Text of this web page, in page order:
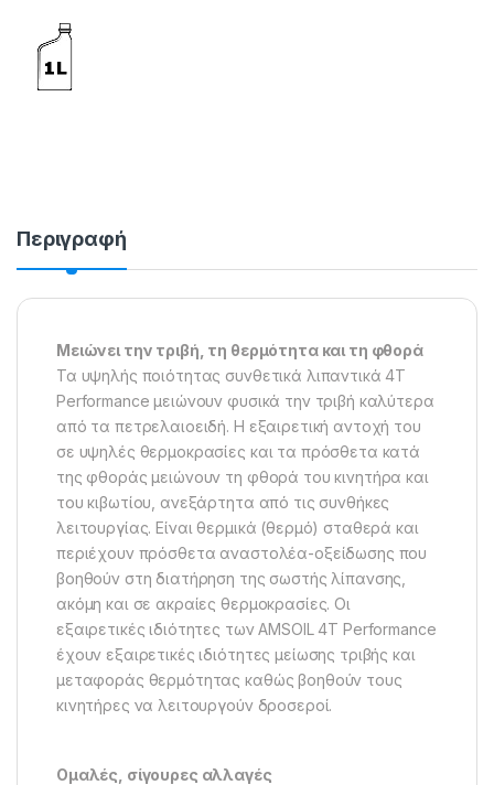
Περιγραφή
Μειώνει την τριβή, τη θερμότητα και τη φθορά
Τα υψηλής ποιότητας συνθετικά λιπαντικά 4Τ
Performance μειώνουν φυσικά την τριβή καλύτερα
από τα πετρελαιοειδή. Η εξαιρετική αντοχή του
σε υψηλές θερμοκρασίες και τα πρόσθετα κατά
της φθοράς μειώνουν τη φθορά του κινητήρα και
του κιβωτίου, ανεξάρτητα από τις συνθήκες
λειτουργίας. Είναι θερμικά (θερμό) σταθερά και
περιέχουν πρόσθετα αναστολέα-οξείδωσης που
βοηθούν στη διατήρηση της σωστής λίπανσης,
ακόμη και σε ακραίες θερμοκρασίες. Οι
εξαιρετικές ιδιότητες των AMSOIL 4T Performance
έχουν εξαιρετικές ιδιότητες μείωσης τριβής και
μεταφοράς θερμότητας καθώς βοηθούν τους
κινητήρες να λειτουργούν δροσεροί.
Ομαλές, σίγουρες αλλαγές